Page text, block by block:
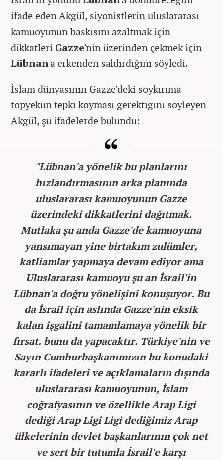
ifade eden Akgül, siyonistlerin uluslararası
kamuoyunun baskısını azaltmak için
dikkatleri Gazze'nin üzerinden çekmek için
Lübnan'a erkenden saldırdığını söyledi.
İslam dünyasının Gazze'deki soykırıma
topyekun tepki koyması gerektiğini söyleyen
Akgül, şu ifadelerde bulundu:
"Lübnan'a yönelik bu planlarını
hızlandırmasının arka planında
uluslararası kamuoyunun Gazze
üzerindeki dikkatlerini dağıtmak.
Mutlaka şu anda Gazze'de kamuoyuna
yansımayan yine birtakım zulümler,
katliamlar yapmaya devam ediyor ama
Uluslararası kamuoyu şu an İsrail'in
Lübnan'a doğru yönelişini konuşuyor. Bu
da İsrail için aslında Gazze'nin eksik
kalan işgalini tamamlamaya yönelik bir
fırsat. bunu da yapacaktır. Türkiye'nin ve
Sayın Cumhurbaşkanımızın bu konudaki
kararlı ifadeleri ve açıklamaların dışında
uluslararası kamuoyunun, İslam
coğrafyasının ve özellikle Arap Ligi
dediği Arap Ligi Ligi dediğimiz Arap
ülkelerinin devlet başkanlarının çok net
ve sert bir tutumla İsrail'e karşı